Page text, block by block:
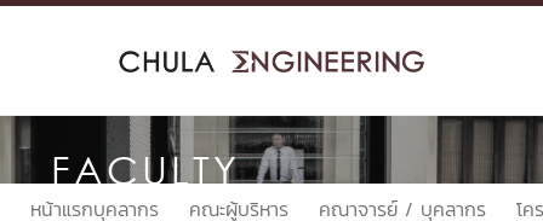
Skip
FACULTY
หน้าแรกบุคลากร คณะผู้บริหาร คณาจารย์ / บุคลากร โ